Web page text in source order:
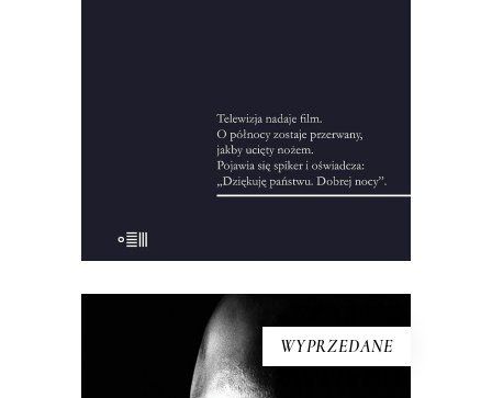
44.00zł 10.00zł
KSIĄŻKA DO KOSZYKA
WYPRZEDANE